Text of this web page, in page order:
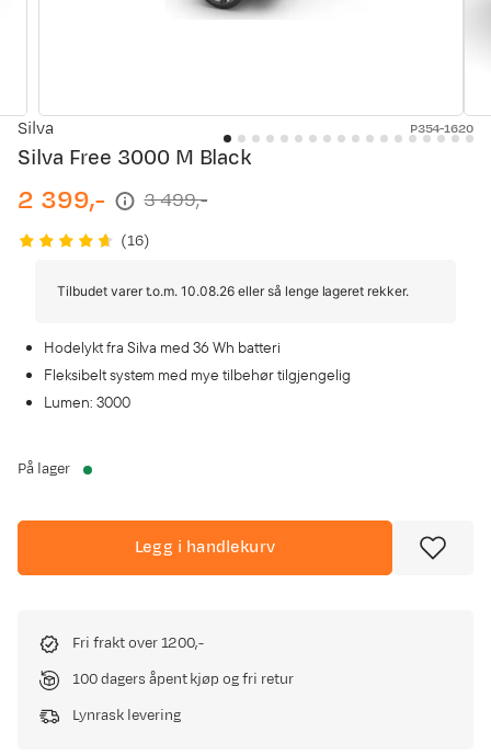
Silva P354-1620
Silva Free 3000 M Black
discounted
price
2 399,-
original
price
3 499,-
(16)
Tilbudet varer t.o.m. 10.08.26 eller så lenge lageret rekker.
Hodelykt fra Silva med 36 Wh batteri
Fleksibelt system med mye tilbehør tilgjengelig
Lumen: 3000
På lager
Legg i handlekurv
Fri frakt over 1200,-
100 dagers åpent kjøp og fri retur
Lynrask levering